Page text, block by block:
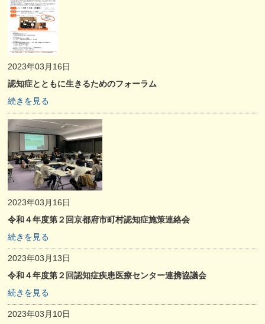
2023年03月16日
認知症とともに生きるためのフォーラム
続きを見る
2023年03月16日
令和４年度第２回京都府市町村認知症施策連絡会
続きを見る
2023年03月13日
令和４年度第２回認知症疾患医療センター連携協議会
続きを見る
2023年03月10日